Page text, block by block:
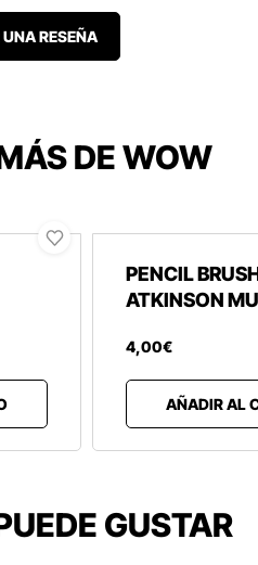
UNA RESEÑA
DE WOW
PENCIL
ATKINSON
4,00€
AÑADIR AL
GUSTAR